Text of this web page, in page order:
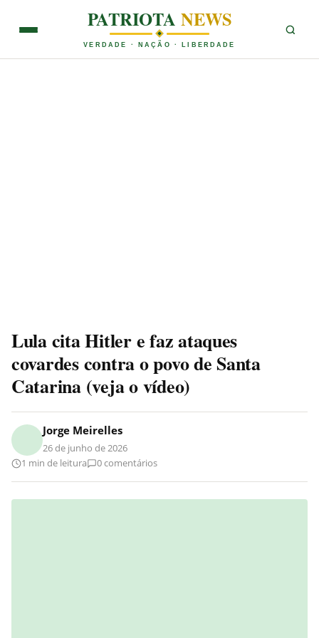
PATRIOTANEWS
VERDADE · NAÇÃO · LIBERDADE
Lula cita Hitler e faz ataques
covardes contra o povo de Santa
Catarina (veja o vídeo)
Jorge Meirelles
26 de junho de 2026
1 min de leitura
0 comentários